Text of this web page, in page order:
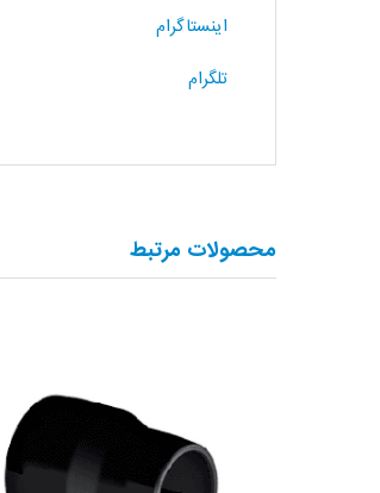
اینستاگرام
تلگرام
محصولات مرتبط